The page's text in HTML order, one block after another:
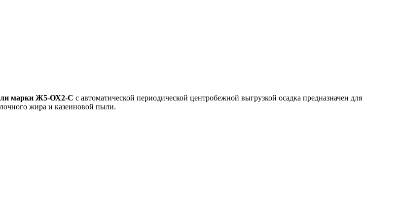
марки Ж5-ОХ2-С с автоматической периодической центробежной выгрузкой осадка предназначен для
жира и казеиновой пыли.